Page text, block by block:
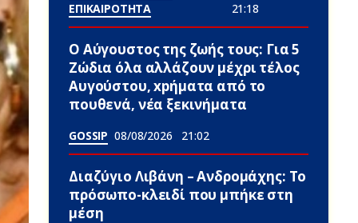
ΕΠΙΚΑΙΡΟΤΗΤΑ
21:18
Ο Αύγουστος της ζωής τους: Για 5
Zώδια όλα αλλάζουν μέχρι τέλος
Αυγούστου, xpήματα από το
πουθενά, νέα ξεκινήματα
GOSSIP 08/08/2026 21:02
Διαζύγιο Λιβάνη – Ανδρομάχης: Το
πρόσωπο-κλειδί που μπήκε στη
μέση